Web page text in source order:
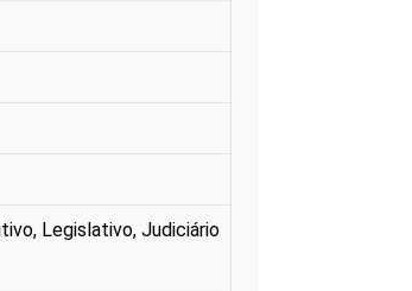
Legislativo, Judiciário